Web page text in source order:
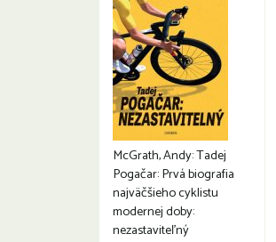
McGrath, Andy: Tadej
Pogačar: Prvá biografia
najväčšieho cyklistu
modernej doby:
nezastaviteľný